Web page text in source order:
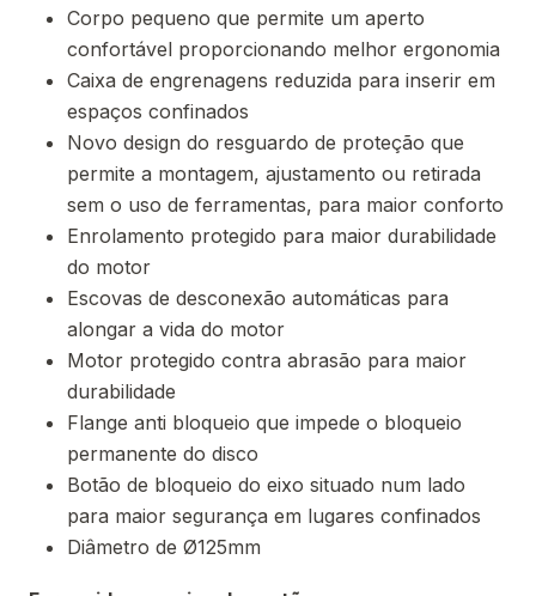
Corpo pequeno que permite um aperto
confortável proporcionando melhor ergonomia
Caixa de engrenagens reduzida para inserir em
espaços confinados
Novo design do resguardo de proteção que
permite a montagem, ajustamento ou retirada
sem o uso de ferramentas, para maior conforto
Enrolamento protegido para maior durabilidade
do motor
Escovas de desconexão automáticas para
alongar a vida do motor
Motor protegido contra abrasão para maior
durabilidade
Flange anti bloqueio que impede o bloqueio
permanente do disco
Botão de bloqueio do eixo situado num lado
para maior segurança em lugares confinados
Diâmetro de Ø125mm